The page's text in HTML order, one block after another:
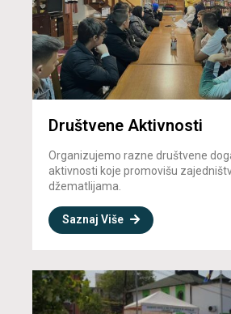
Društvene Aktivnosti
Organizujemo razne društvene
aktivnosti koje promovišu
džematlijama.
Saznaj Više